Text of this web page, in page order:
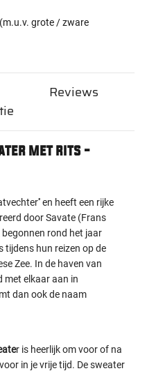
grote / zware
met rits -
en heeft een rijke
door Savate (Frans
rond het jaar
tijdens hun reizen op de
Zee. In de haven van
met elkaar aan in
dan ook de naam
r is heerlijk om voor of na
in je vrije tijd. De sweater
Reviews